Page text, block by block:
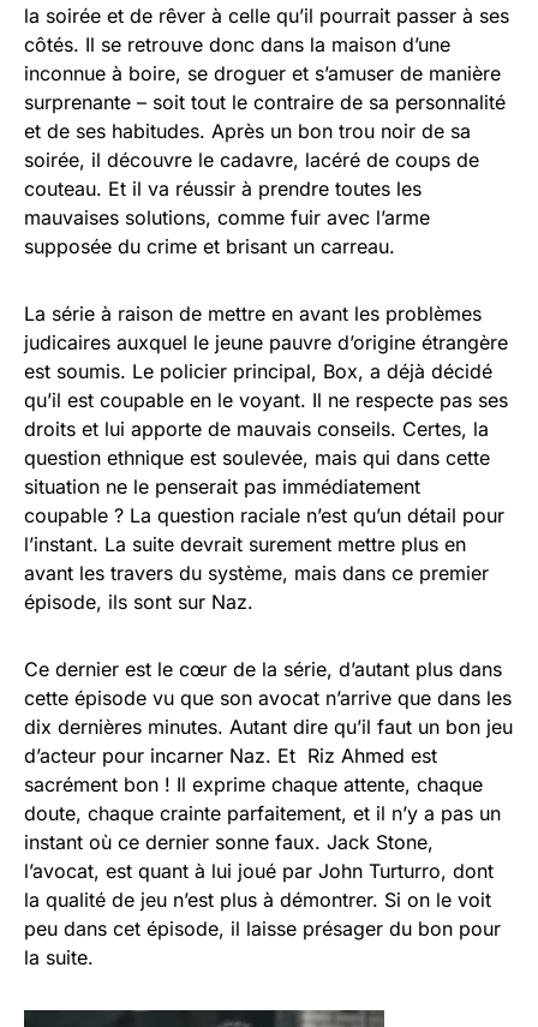
la soirée et de rêver à celle qu’il pourrait passer à ses
côtés. Il se retrouve donc dans la maison d’une
inconnue à boire, se droguer et s’amuser de manière
surprenante – soit tout le contraire de sa personnalité
et de ses habitudes. Après un bon trou noir de sa
soirée, il découvre le cadavre, lacéré de coups de
couteau. Et il va réussir à prendre toutes les
mauvaises solutions, comme fuir avec l’arme
supposée du crime et brisant un carreau.
La série à raison de mettre en avant les problèmes
judicaires auxquel le jeune pauvre d’origine étrangère
est soumis. Le policier principal, Box, a déjà décidé
qu’il est coupable en le voyant. Il ne respecte pas ses
droits et lui apporte de mauvais conseils. Certes, la
question ethnique est soulevée, mais qui dans cette
situation ne le penserait pas immédiatement
coupable ? La question raciale n’est qu’un détail pour
l’instant. La suite devrait surement mettre plus en
avant les travers du système, mais dans ce premier
épisode, ils sont sur Naz.
Ce dernier est le cœur de la série, d’autant plus dans
cette épisode vu que son avocat n’arrive que dans les
dix dernières minutes. Autant dire qu’il faut un bon jeu
d’acteur pour incarner Naz. Et Riz Ahmed est
sacrément bon ! Il exprime chaque attente, chaque
doute, chaque crainte parfaitement, et il n’y a pas un
instant où ce dernier sonne faux. Jack Stone,
l’avocat, est quant à lui joué par John Turturro, dont
la qualité de jeu n’est plus à démontrer. Si on le voit
peu dans cet épisode, il laisse présager du bon pour
la suite.